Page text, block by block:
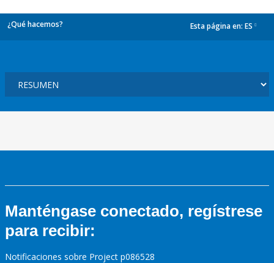
¿Qué hacemos? Esta página en: ES
Manténgase conectado, regístrese
para recibir:
Notificaciones sobre Project p086528